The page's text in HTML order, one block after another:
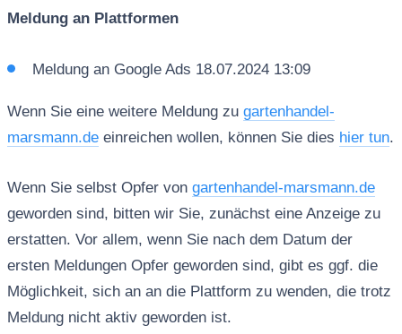
Meldung an Plattformen
Meldung an Google Ads 18.07.2024 13:09
Wenn Sie eine weitere Meldung zu gartenhandel-
marsmann.deeinreichen wollen, können Sie dies hier tun.
Wenn Sie selbst Opfer von gartenhandel-marsmann.de
geworden sind, bitten wir Sie, zunächst eine Anzeige zu
erstatten. Vor allem, wenn Sie nach dem Datum der
ersten Meldungen Opfer geworden sind, gibt es ggf. die
Möglichkeit, sich an an die Plattform zu wenden, die trotz
Meldung nicht aktiv geworden ist.